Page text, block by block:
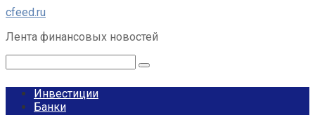
Перейти
контенту
cfeed.ru
Лента финансовых новостей
Инвестиции
Банки